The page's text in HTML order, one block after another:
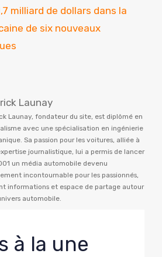
milliard de dollars dans la
de six nouveaux
Launay
Launay, fondateur du site, est diplômé en
avec une spécialisation en ingénierie
Sa passion pour les voitures, alliée à
journalistique, lui a permis de lancer
un média automobile devenu
incontournable pour les passionnés,
informations et espace de partage autour
automobile.
à la une